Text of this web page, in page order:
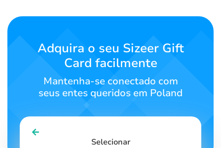
Contate-
Português
SIGN IN
Adquira o seu Sizeer Gift
Card facilmente
Mantenha-se conectado com
seus entes queridos em Poland
Selecionar